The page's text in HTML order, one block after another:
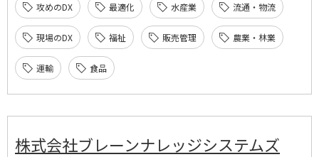
攻めのDX 最適化 水産業 流通・物流
現場のDX 福祉 販売管理 農業・林業
運輸 食品
株式会社ブレーンナレッジシステムズ